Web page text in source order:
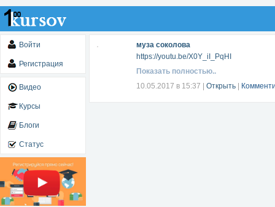
Войти
Регистрация
Видео
Курсы
Блоги
Статус
муза соколова
https://youtu.be/X0Y_iI_PqHI
Показать полностью..
10.05.2017 в 15:37
Открыть